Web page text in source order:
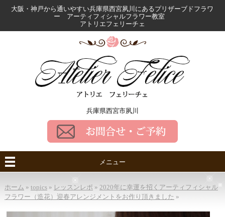
大阪・神戸から通いやすい兵庫県西宮夙川にあるプリザーブドフラワ
ー アーティフィシャルフラワー教室
アトリエフェリーチェ
兵庫県西宮市夙川
メニュー
ホーム » topics» レッスンレポ » 2020年に幸運を招くアーティフィシャル
フラワー（造花）迎春アレンジメントをお作り頂きました »